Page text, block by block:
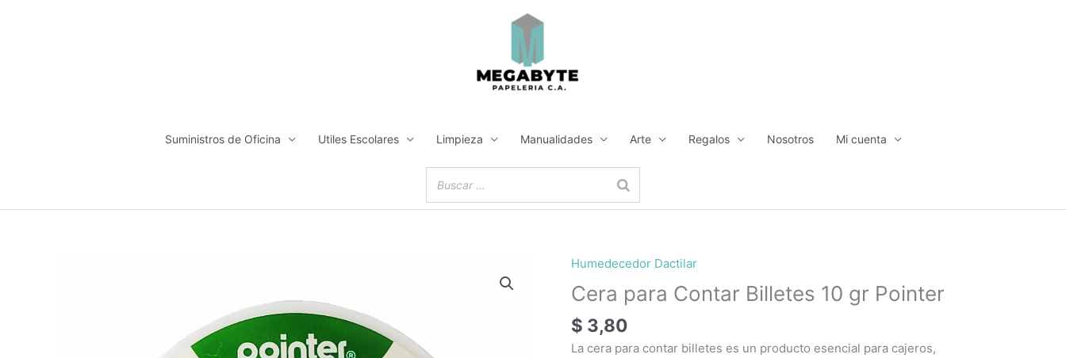
Suministros de Oficina Utiles Escolares Limpieza Manualidades Arte Regalos Nosotros Mi cuenta
Humedecedor Dactilar
Cera para Contar Billetes 10 gr Pointer
$ 3,80
La cera para contar billetes es un producto esencial para cajeros,